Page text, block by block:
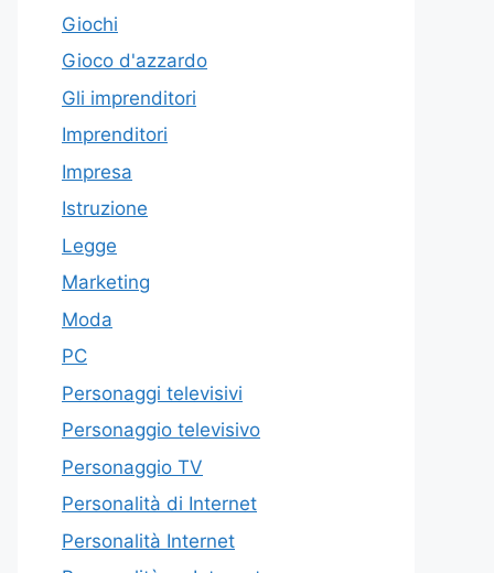
Giochi
Gioco d'azzardo
Gli imprenditori
Imprenditori
Impresa
Istruzione
Legge
Marketing
Moda
PC
Personaggi televisivi
Personaggio televisivo
Personaggio TV
Personalità di Internet
Personalità Internet